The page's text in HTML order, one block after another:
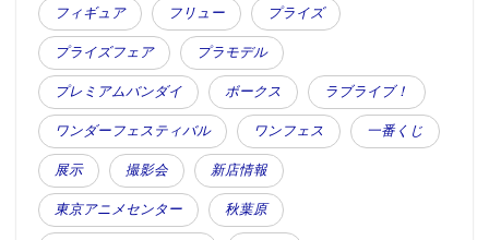
フィギュア フリュー プライズ
プライズフェア プラモデル
プレミアムバンダイ ボークス ラブライブ！
ワンダーフェスティバル ワンフェス 一番くじ
展示 撮影会 新店情報
東京アニメセンター 秋葉原